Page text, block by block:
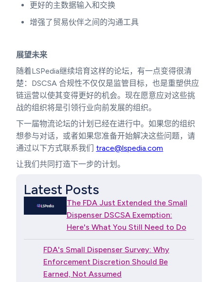
更好的主数据输入和交换
增强了贸易伙伴之间的沟通工具
展望未来
随着LSPedia继续培育这样的论坛，有一点变得很清
楚：DSCSA 合规性不仅仅是监管目标，也是重塑供应
链运营以使其变得更好的机会。现在愿意应对这些挑
战的组织将是引领行业向前发展的组织。
下一届物流论坛的计划已经在进行中。如果您的组织
想参与对话，或者如果您准备开始解决这些问题，请
通过以下方式联系我们 trace@lspedia.com
让我们共同打造下一步的计划。
Latest Posts
The FDA Just Extended the Small
Dispenser DSCSA Exemption:
Here's What You Still Need to Do
FDA's Small Dispenser Survey: Why
Enforcement Discretion Should Be
Earned, Not Assumed